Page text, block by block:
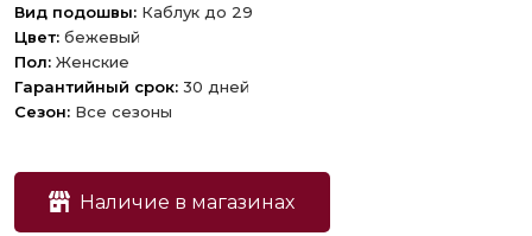
Вид подошвы: Каблук до 29
Цвет: бежевый
Пол: Женские
Гарантийный срок: 30 дней
Сезон: Все сезоны
Наличие в магазинах